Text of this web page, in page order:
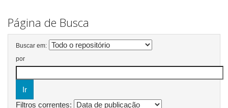
Página de Busca
Buscar em:
por
Filtros correntes: